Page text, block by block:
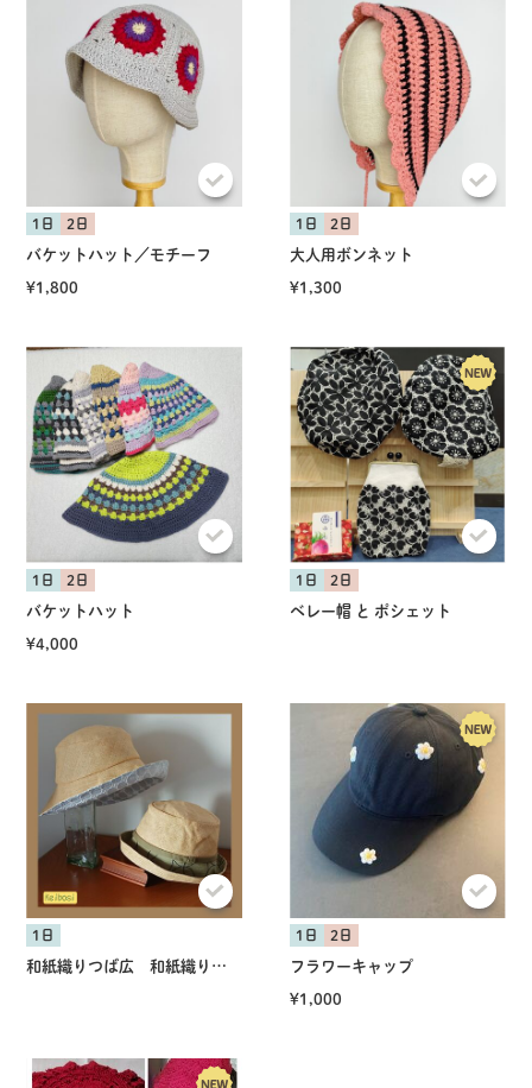
1日 2日
バケットハット／モチーフ
¥1,800
1日 2日
大人用ボンネット
¥1,300
1日 2日
バケットハット
¥4,000
1日 2日
ベレー帽 と ポシェット
1日
和紙織りつば広 和紙織りマリンハット
1日 2日
フラワーキャップ
¥1,000
共有方法を選択